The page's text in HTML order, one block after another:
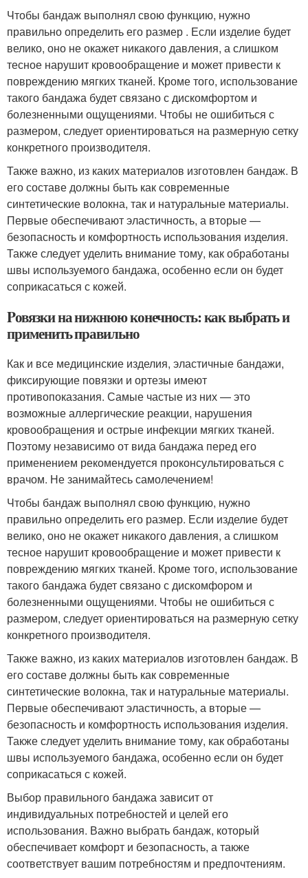
Чтобы бандаж выполнял свою функцию, нужно
правильно определить его размер . Если изделие будет
велико, оно не окажет никакого давления, а слишком
тесное нарушит кровообращение и может привести к
повреждению мягких тканей. Кроме того, использование
такого бандажа будет связано с дискомфортом и
болезненными ощущениями. Чтобы не ошибиться с
размером, следует ориентироваться на размерную сетку
конкретного производителя.
Также важно, из каких материалов изготовлен бандаж. В
его составе должны быть как современные
синтетические волокна, так и натуральные материалы.
Первые обеспечивают эластичность, а вторые —
безопасность и комфортность использования изделия.
Также следует уделить внимание тому, как обработаны
швы используемого бандажа, особенно если он будет
соприкасаться с кожей.
Pовязки на нижнюю конечность: как выбрать и
применить правильно
Как и все медицинские изделия, эластичные бандажи,
фиксирующие повязки и ортезы имеют
противопоказания. Самые частые из них — это
возможные аллергические реакции, нарушения
кровообращения и острые инфекции мягких тканей.
Поэтому независимо от вида бандажа перед его
применением рекомендуется проконсультироваться с
врачом. Не занимайтесь самолечением!
Чтобы бандаж выполнял свою функцию, нужно
правильно определить его размер. Если изделие будет
велико, оно не окажет никакого давления, а слишком
тесное нарушит кровообращение и может привести к
повреждению мягких тканей. Кроме того, использование
такого бандажа будет связано с дискомфором и
болезненными ощущениями. Чтобы не ошибиться с
размером, следует ориентироваться на размерную сетку
конкретного производителя.
Также важно, из каких материалов изготовлен бандаж. В
его составе должны быть как современные
синтетические волокна, так и натуральные материалы.
Первые обеспечивают эластичность, а вторые —
безопасность и комфортность использования изделия.
Также следует уделить внимание тому, как обработаны
швы используемого бандажа, особенно если он будет
соприкасаться с кожей.
Выбор правильного бандажа зависит от
индивидуальных потребностей и целей его
использования. Важно выбрать бандаж, который
обеспечивает комфорт и безопасность, а также
соответствует вашим потребностям и предпочтениям.